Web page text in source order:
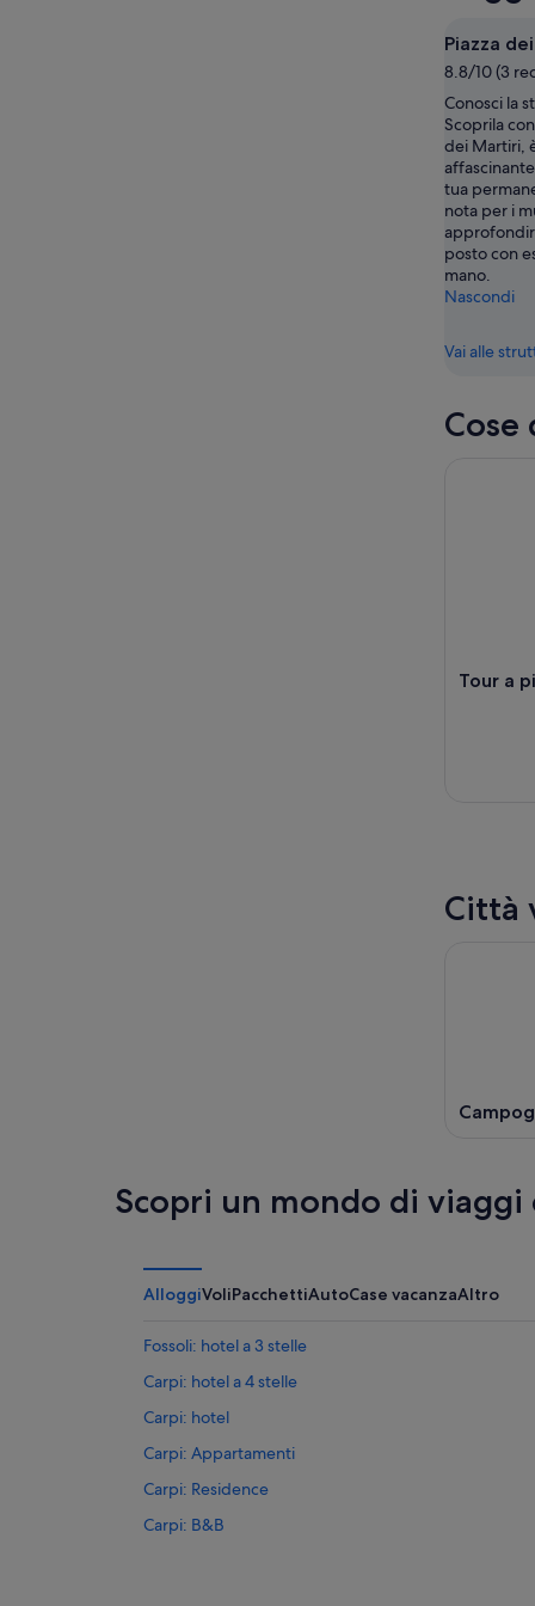
ago
-
8
ago
domani
notte,
8
ago
-
9
ago
per
questo
weekend,
7
ago
-
9
ago
Piazza
8.8/10 (3
Conosci la
Scoprila
dei Martiri,
tua
nota per i
posto con
mano.
Nascondi
Vai alle
Cose
Tour a
Città
Scopri un mondo di viaggi
AlloggiVoliPacchettiAutoCase vacanzaAltro
Fossoli: hotel a 3 stelle
Carpi: hotel a 4 stelle
Carpi: hotel
Carpi: Appartamenti
Carpi: Residence
Carpi: B&B